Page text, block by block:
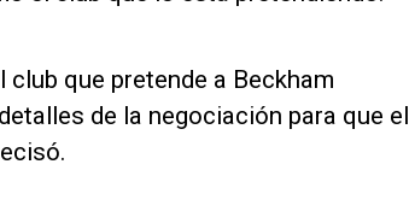
club que pretende a Beckham
de la negociación para que el